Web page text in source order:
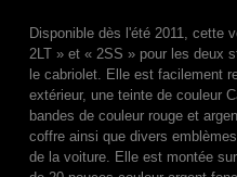
Disponible dès l'été 2011, cette
2LT » et « 2SS » pour les deux
le cabriolet. Elle est facilement
extérieur, une teinte de couleur
bandes de couleur rouge et
coffre ainsi que divers
de la voiture. Elle est montée